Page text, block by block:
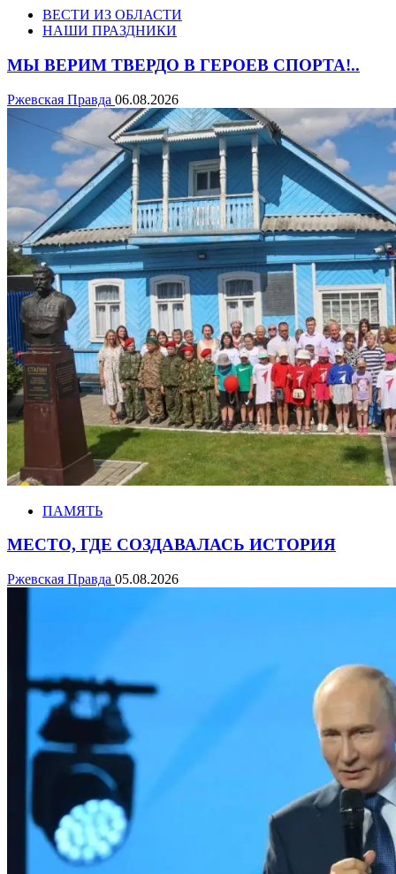
ВЕСТИ ИЗ ОБЛАСТИ
НАШИ ПРАЗДНИКИ
МЫ ВЕРИМ ТВЕРДО В ГЕРОЕВ СПОРТА!..
Ржевская Правда 06.08.2026
ПАМЯТЬ
МЕСТО, ГДЕ СОЗДАВАЛАСЬ ИСТОРИЯ
Ржевская Правда 05.08.2026